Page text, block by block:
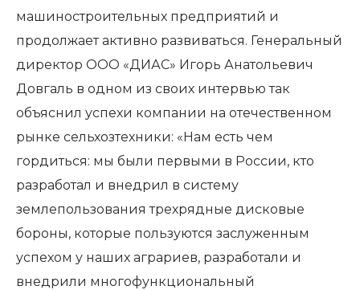
машиностроительных предприятий и
продолжает активно развиваться. Генеральный
директор ООО «ДИАС» Игорь Анатольевич
Довгаль в одном из своих интервью так
объяснил успехи компании на отечественном
рынке сельхозтехники: «Нам есть чем
гордиться: мы были первыми в России, кто
разработал и внедрил в систему
землепользования трехрядные дисковые
бороны, которые пользуются заслуженным
успехом у наших аграриев, разработали и
внедрили многофункциональный